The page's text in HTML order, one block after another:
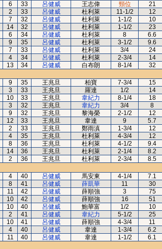
6 33 呂健威 王志偉 頸位 21
2 33 呂健威 杜利萊 11-1/2 12
7 32 呂健威 杜利萊 1-1/2 10
14 32 呂健威 杜利萊 1-1/2 23
6 34 呂健威 杜利萊 8 6.6
9 35 呂健威 杜利萊 3-1/2 9.6
7 33 呂健威 杜利萊 3/4 24
4 34 呂健威 杜利萊 2-3/4 14
13 34 呂健威 白布朗 8-1/4 32
9 35 王兆旦 柏寶 7-3/4 15
3 33 王兆旦 羅達 1/2 14
10 33 王兆旦 韋紀力 8-1/4 18
3 32 王兆旦 韋紀力 3/4 8
9 32 王兆旦 黎海榮 2-1/2 12
12 33 王兆旦 韋達 9 5.7
2 33 王兆旦 鄭雨滇 1-3/4 12
4 35 王兆旦 杜利萊 4-3/4 12
8 36 王兆旦 杜利萊 4-1/2 9.4
14 36 王兆旦 杜利萊 2-1/4 8.2
2 36 王兆旦 杜利萊 2-3/4 8.5
4 40 呂健威 馬安東 4-1/4 7.1
8 41 呂健威 薛凱華 11 30
11 42 呂健威 薛順強 3 75
10 42 呂健威 薛順強 16 51
10 40 呂健威 鮑華富 1/2 10
2 41 呂健威 韋紀力 5-1/2 25
10 41 呂健威 薛順強 4-3/4 11
4 40 呂健威 韋達 1-3/4 6.2
11 40 呂健威 韋達 1-1/2 6.1